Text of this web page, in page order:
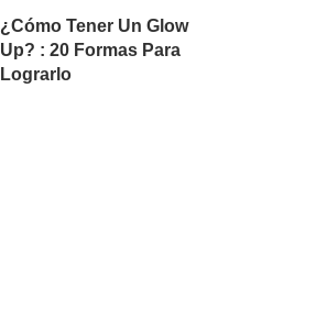
¿Cómo Tener Un Glow
Up? : 20 Formas Para
Lograrlo